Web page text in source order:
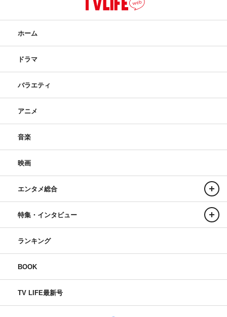
ホーム
ドラマ
バラエティ
アニメ
音楽
映画
エンタメ総合
特集・インタビュー
ランキング
BOOK
TV LIFE最新号